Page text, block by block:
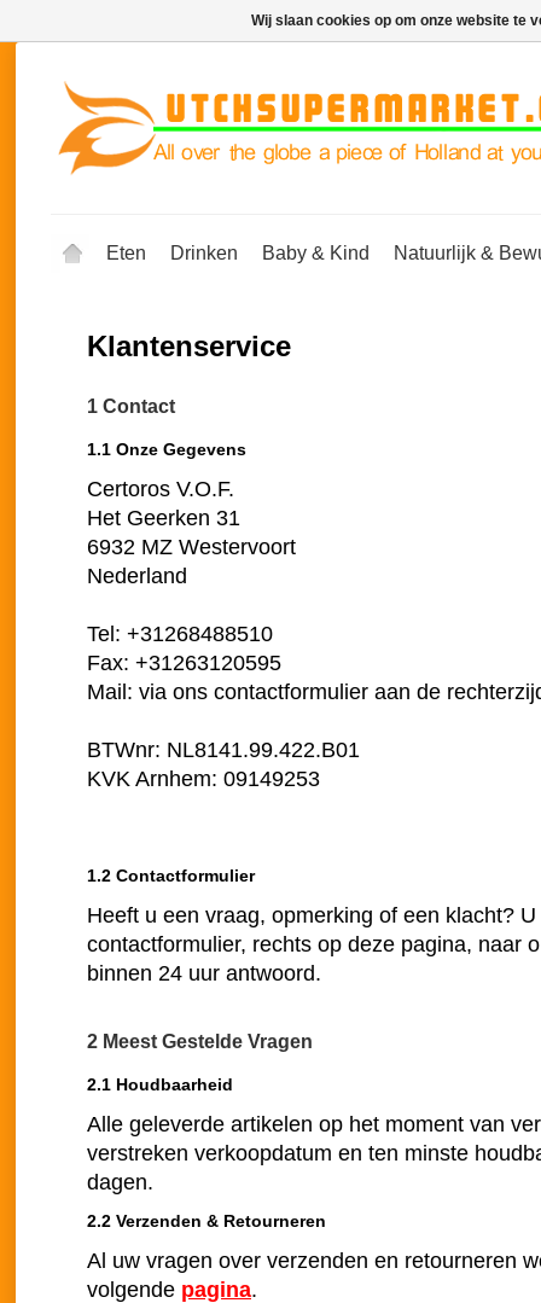
Eten Drinken Baby & Kind Natuurlijk &
Klantenservice
1 Contact
1.1 Onze Gegevens
Certoros V.O.F.
Het Geerken 31
6932 MZ Westervoort
Nederland
Tel: +31268488510
Fax: +31263120595
Mail: via ons contactformulier aan de
BTWnr: NL8141.99.422.B01
KVK Arnhem: 09149253
1.2 Contactformulier
Heeft u een vraag, opmerking of een klacht?
contactformulier, rechts op deze pagina, naar
binnen 24 uur antwoord.
2 Meest Gestelde Vragen
2.1 Houdbaarheid
Alle geleverde artikelen op het moment van
verstreken verkoopdatum en ten minste
dagen.
2.2 Verzenden & Retourneren
Al uw vragen over verzenden en retourneren
volgende pagina.
Wij slaan cookies op om onze website te